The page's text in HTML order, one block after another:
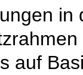
in
auf